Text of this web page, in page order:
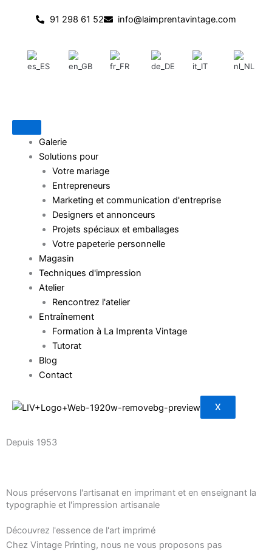
91 298 61 52 info@laimprentavintage.com
Galerie
Solutions pour
Votre mariage
Entrepreneurs
Marketing et communication d'entreprise
Designers et annonceurs
Projets spéciaux et emballages
Votre papeterie personnelle
Magasin
Techniques d'impression
Atelier
Rencontrez l'atelier
Entraînement
Formation à La Imprenta Vintage
Tutorat
Blog
Contact
X
Depuis 1953
Nous préservons l'artisanat en imprimant et en enseignant la
typographie et l'impression artisanale
Découvrez l'essence de l'art imprimé
Chez Vintage Printing, nous ne vous proposons pas